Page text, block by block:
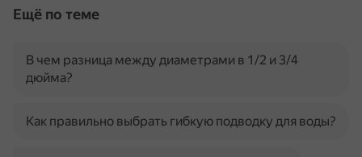
Ещё по теме
В чем разница между диаметрами в 1/2 и 3/4
дюйма?
Как правильно выбрать гибкую подводку для воды?